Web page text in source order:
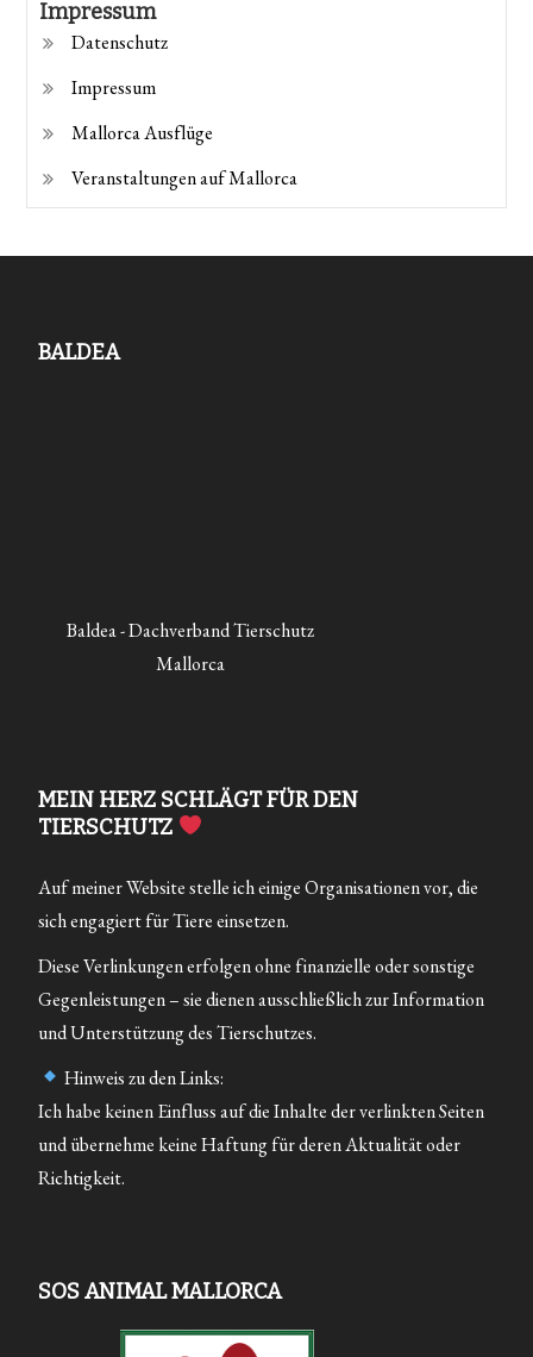
Impressum
Datenschutz
Impressum
Mallorca Ausflüge
Veranstaltungen auf Mallorca
BALDEA
Baldea - Dachverband Tierschutz
Mallorca
MEIN HERZ SCHLÄGT FÜR DEN
TIERSCHUTZ
Auf meiner Website stelle ich einige Organisationen vor, die
sich engagiert für Tiere einsetzen.
Diese Verlinkungen erfolgen ohne finanzielle oder sonstige
Gegenleistungen – sie dienen ausschließlich zur Information
und Unterstützung des Tierschutzes.
Hinweis zu den Links:
Ich habe keinen Einfluss auf die Inhalte der verlinkten Seiten
und übernehme keine Haftung für deren Aktualität oder
Richtigkeit.
SOS ANIMAL MALLORCA